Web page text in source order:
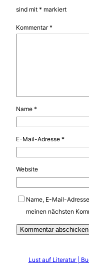
sind mit * markiert
Kommentar*
Name *
E-Mail-Adresse *
Website
Name, E-Mail-
meinen nächsten
Lust auf Literatur |